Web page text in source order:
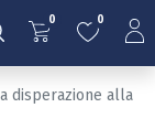
0 0
disperazione alla